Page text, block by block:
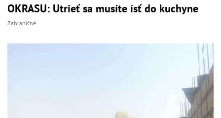
OKRASU: Utrieť sa musíte ísť do kuchyne
Zahraničné